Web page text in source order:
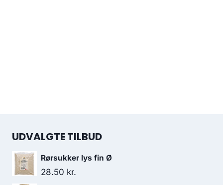
UDVALGTE TILBUD
Rørsukker lys fin Ø
28.50 kr.